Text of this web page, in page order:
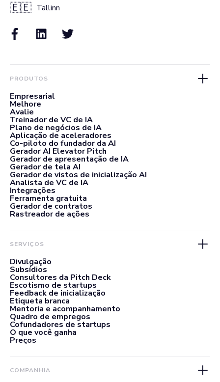
🇪🇪 Tallinn
PRODUTOS
Empresarial
Melhore
Avalie
Treinador de VC de IA
Plano de negócios de IA
Aplicação de aceleradores
Co-piloto do fundador da AI
Gerador AI Elevator Pitch
Gerador de apresentação de IA
Gerador de tela AI
Gerador de vistos de inicialização AI
Analista de VC de IA
Integrações
Ferramenta gratuita
Gerador de contratos
Rastreador de ações
SERVIÇOS
Divulgação
Subsídios
Consultores da Pitch Deck
Escotismo de startups
Feedback de inicialização
Etiqueta branca
Mentoria e acompanhamento
Quadro de empregos
Cofundadores de startups
O que você ganha
Preços
COMPANHIA